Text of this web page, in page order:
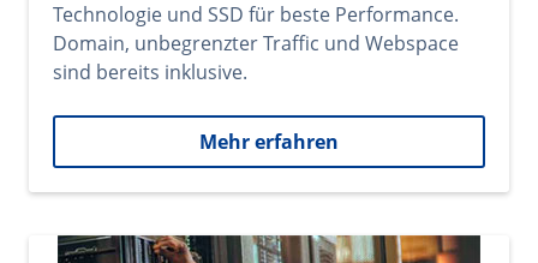
Technologie und SSD für beste Performance.
Domain, unbegrenzter Traffic und Webspace
sind bereits inklusive.
Mehr erfahren